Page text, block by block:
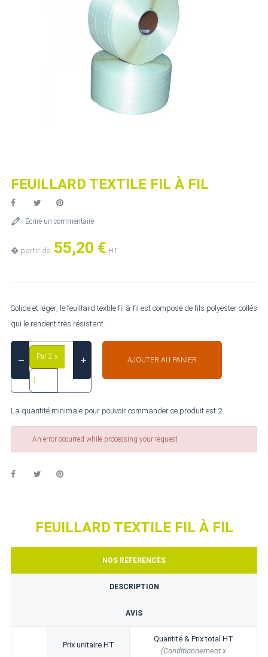
FEUILLARD TEXTILE FIL À FIL
Écrire un commentaire
� partir de 55,20 € HT
Solide et léger, le feuillard textile fil à fil est composé de fils polyester collés
qui le rendent très résistant.
Par 2 x AJOUTER AU PANIER
La quantité minimale pour pouvoir commander ce produit est 2.
An error occurred while processing your request
FEUILLARD TEXTILE FIL À FIL
NOS REFERENCES
DESCRIPTION
AVIS
Prix unitaire HT
Quantité & Prix total HT
(Conditionnement x